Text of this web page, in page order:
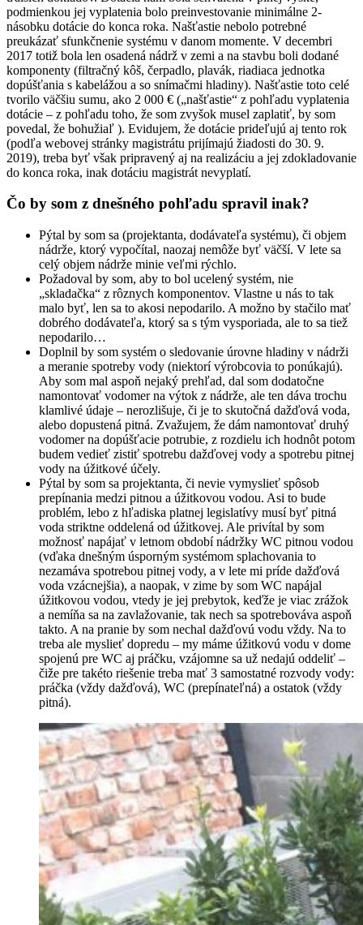
podmienkou jej vyplatenia bolo preinvestovanie minimálne 2-
násobku dotácie do konca roka. Našťastie nebolo potrebné
preukázať sfunkčnenie systému v danom momente. V decembri
2017 totiž bola len osadená nádrž v zemi a na stavbu boli dodané
komponenty (filtračný kôš, čerpadlo, plavák, riadiaca jednotka
dopúšťania s kabelážou a so snímačmi hladiny). Našťastie toto celé
tvorilo väčšiu sumu, ako 2 000 € („našťastie“ z pohľadu vyplatenia
dotácie – z pohľadu toho, že som zvyšok musel zaplatiť, by som
povedal, že bohužiaľ ). Evidujem, že dotácie prideľujú aj tento rok
(podľa webovej stránky magistrátu prijímajú žiadosti do 30. 9.
2019), treba byť však pripravený aj na realizáciu a jej zdokladovanie
do konca roka, inak dotáciu magistrát nevyplatí.
Čo by som z dnešného pohľadu spravil inak?
Pýtal by som sa (projektanta, dodávateľa systému), či objem
nádrže, ktorý vypočítal, naozaj nemôže byť väčší. V lete sa
celý objem nádrže minie veľmi rýchlo.
Požadoval by som, aby to bol ucelený systém, nie
„skladačka“ z rôznych komponentov. Vlastne u nás to tak
malo byť, len sa to akosi nepodarilo. A možno by stačilo mať
dobrého dodávateľa, ktorý sa s tým vysporiada, ale to sa tiež
nepodarilo…
Doplnil by som systém o sledovanie úrovne hladiny v nádrži
a meranie spotreby vody (niektorí výrobcovia to ponúkajú).
Aby som mal aspoň nejaký prehľad, dal som dodatočne
namontovať vodomer na výtok z nádrže, ale ten dáva trochu
klamlivé údaje – nerozlišuje, či je to skutočná dažďová voda,
alebo dopustená pitná. Zvažujem, že dám namontovať druhý
vodomer na dopúšťacie potrubie, z rozdielu ich hodnôt potom
budem vedieť zistiť spotrebu dažďovej vody a spotrebu pitnej
vody na úžitkové účely.
Pýtal by som sa projektanta, či nevie vymyslieť spôsob
prepínania medzi pitnou a úžitkovou vodou. Asi to bude
problém, lebo z hľadiska platnej legislatívy musí byť pitná
voda striktne oddelená od úžitkovej. Ale privítal by som
možnosť napájať v letnom období nádržky WC pitnou vodou
(vďaka dnešným úsporným systémom splachovania to
nezamáva spotrebou pitnej vody, a v lete mi príde dažďová
voda vzácnejšia), a naopak, v zime by som WC napájal
úžitkovou vodou, vtedy je jej prebytok, keďže je viac zrážok
a nemíňa sa na zavlažovanie, tak nech sa spotrebováva aspoň
takto. A na pranie by som nechal dažďovú vodu vždy. Na to
treba ale myslieť dopredu – my máme úžitkovú vodu v dome
spojenú pre WC aj práčku, vzájomne sa už nedajú oddeliť –
čiže pre takéto riešenie treba mať 3 samostatné rozvody vody:
práčka (vždy dažďová), WC (prepínateľná) a ostatok (vždy
pitná).